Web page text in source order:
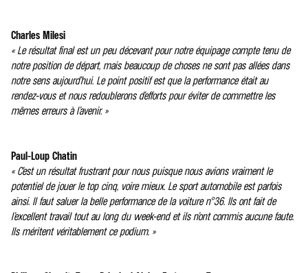
Charles Milesi
« Le résultat final est un peu décevant pour notre équipage compte tenu de
notre position de départ, mais beaucoup de choses ne sont pas allées dans
notre sens aujourd’hui. Le point positif est que la performance était au
rendez-vous et nous redoublerons d’efforts pour éviter de commettre les
mêmes erreurs à l’avenir. »
Paul-Loup Chatin
« C’est un résultat frustrant pour nous puisque nous avions vraiment le
potentiel de jouer le top cinq, voire mieux. Le sport automobile est parfois
ainsi. Il faut saluer la belle performance de la voiture n°36. Ils ont fait de
l’excellent travail tout au long du week-end et ils n’ont commis aucune faute.
Ils méritent véritablement ce podium. »